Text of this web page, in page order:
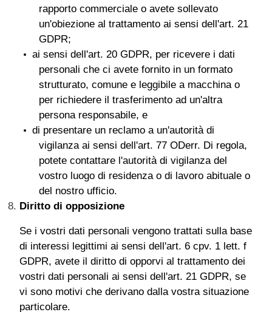
rapporto commerciale o avete sollevato
un'obiezione al trattamento ai sensi dell'art. 21
GDPR;
ai sensi dell'art. 20 GDPR, per ricevere i dati
personali che ci avete fornito in un formato
strutturato, comune e leggibile a macchina o
per richiedere il trasferimento ad un'altra
persona responsabile, e
di presentare un reclamo a un'autorità di
vigilanza ai sensi dell'art. 77 ODerr. Di regola,
potete contattare l'autorità di vigilanza del
vostro luogo di residenza o di lavoro abituale o
del nostro ufficio.
Diritto di opposizione
Se i vostri dati personali vengono trattati sulla base
di interessi legittimi ai sensi dell'art. 6 cpv. 1 lett. f
GDPR, avete il diritto di opporvi al trattamento dei
vostri dati personali ai sensi dell'art. 21 GDPR, se
vi sono motivi che derivano dalla vostra situazione
particolare.